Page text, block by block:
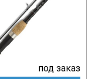
под заказ